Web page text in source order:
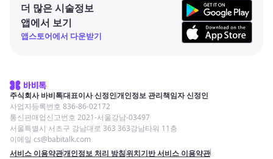
더 많은 시술정보
앱에서 보기
앱스토어에서 다운받기
주식회사 바비톡대표이사 신정인개인정보 관리책임자 신정인
사업자등록번호 836-86-02172
통신판매업신고번호 2021-서울강남-03497
서울특별시 서초구 강남대로 363 363강남타워 11층
이메일 cs@babitalk.com
서비스 이용약관개인정보 처리 방침위치기반 서비스 이용약관